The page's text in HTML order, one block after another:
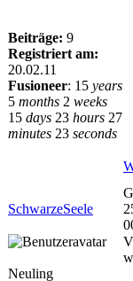
Beiträge: 9
Registriert am:
20.02.11
Fusioneer: 15 years
5 months 2 weeks
15 days 23 hours 27
minutes 23 seconds
SchwarzeSeele
Neuling